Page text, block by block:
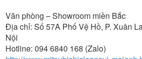
Văn phòng – Showroom miền Bắc
Địa chỉ: Số 57A Phố Vệ Hồ, P. Xuân
Nội
Hotline: 094 6840 168 (Zalo)